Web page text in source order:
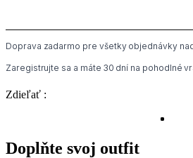
Doprava zadarmo pre všetky objednávky nad
Zaregistrujte sa a máte 30 dní na pohodlné
Zdieľať :
Doplňte svoj outfit